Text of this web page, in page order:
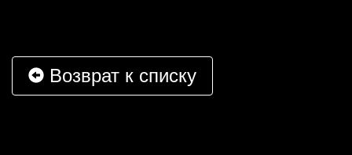
Возврат к списку